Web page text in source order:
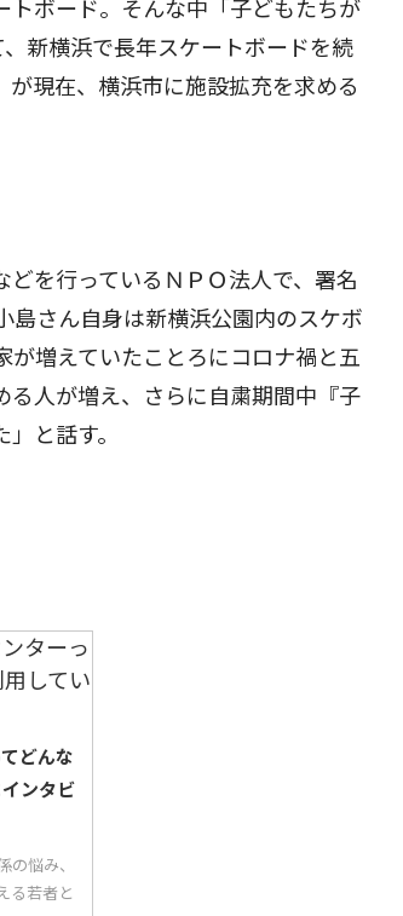
ボード。そんな中「子どもたちが
新横浜で長年スケートボードを続
現在、横浜市に施設拡充を求める
を行っているＮＰＯ法人で、署名
島さん自身は新横浜公園内のスケボ
増えていたことろにコロナ禍と五
人が増え、さらに自粛期間中『子
と話す。
どんな
ンタビ
の悩み、
る若者と